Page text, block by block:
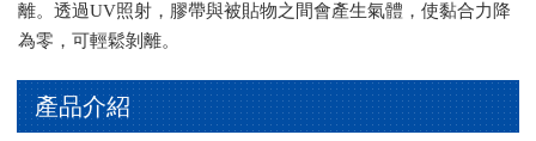
離。透過UV照射，膠帶與被貼物之間會產生氣體，使黏合力降
為零，可輕鬆剝離。
產品介紹